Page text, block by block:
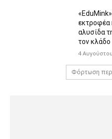
εκτροφέα
αλυσίδα
τον κλάδο
4
Φόρτωση